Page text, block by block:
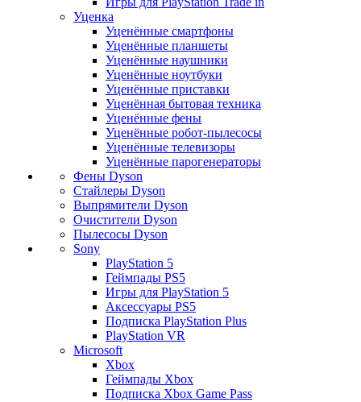
Уценка
Уценённые смартфоны
Уценённые планшеты
Уценённые наушники
Уценённые ноутбуки
Уценённые приставки
Уценённая бытовая техника
Уценённые фены
Уценённые робот-пылесосы
Уценённые телевизоры
Уценённые парогенераторы
Фены Dyson
Стайлеры Dyson
Выпрямители Dyson
Очистители Dyson
Пылесосы Dyson
Sony
PlayStation 5
Геймпады PS5
Игры для PlayStation 5
Аксессуары PS5
Подписка PlayStation Plus
PlayStation VR
Microsoft
Xbox
Геймпады Xbox
Подписка Xbox Game Pass